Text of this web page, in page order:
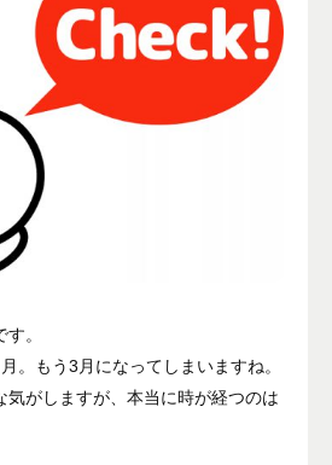
イベント
ブログ
メディア掲載
ユーザーコラム
から
391-3328
間
平日10：00 - 18：00
（土曜・日曜・祝日除く）
。
。もう3月になってしまいますね。
気がしますが、本当に時が経つのは